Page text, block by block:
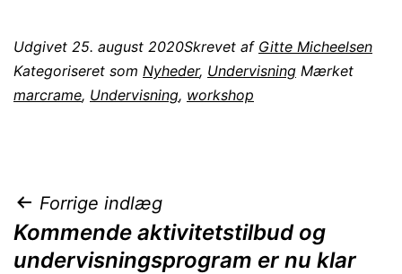
Udgivet 25. august 2020Skrevet af Gitte Micheelsen
Kategoriseret som Nyheder, Undervisning Mærket
marcrame, Undervisning, workshop
Indlægsnavigation
Forrige indlæg
Kommende aktivitetstilbud og
undervisningsprogram er nu klar